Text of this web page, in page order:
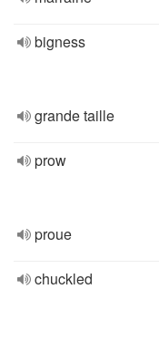
bigness
grande taille
prow
proue
chuckled